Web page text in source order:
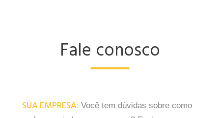
Fale conosco
SUA EMPRESA: Você tem dúvidas sobre como